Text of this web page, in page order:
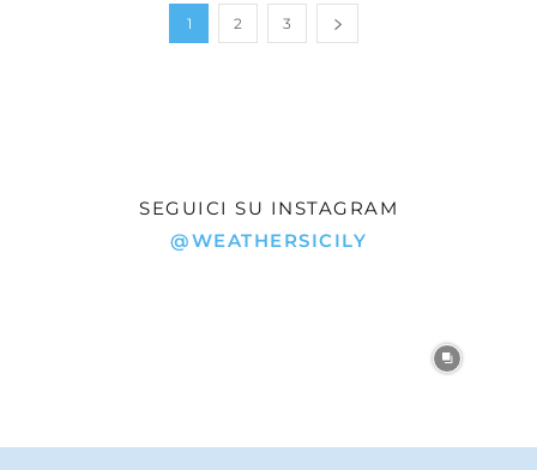
1 2 3
SEGUICI SU INSTAGRAM
@WEATHERSICILY